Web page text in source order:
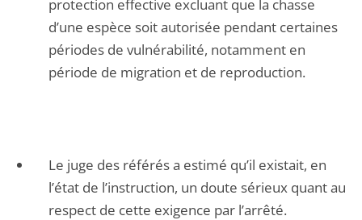
protection effective excluant que la chasse
d’une espèce soit autorisée pendant certaines
périodes de vulnérabilité, notamment en
période de migration et de reproduction.
Le juge des référés a estimé qu’il existait, en
l’état de l’instruction, un doute sérieux quant au
respect de cette exigence par l’arrêté.